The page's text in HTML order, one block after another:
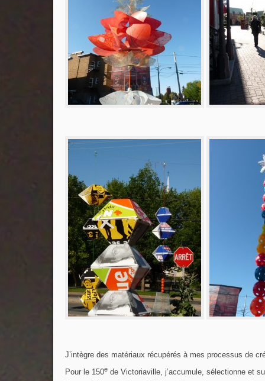
J’intègre des matériaux récupérés à mes processus de
Pour le 150e de Victoriaville, j’accumule, sélectionne et